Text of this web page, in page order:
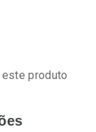
este produto